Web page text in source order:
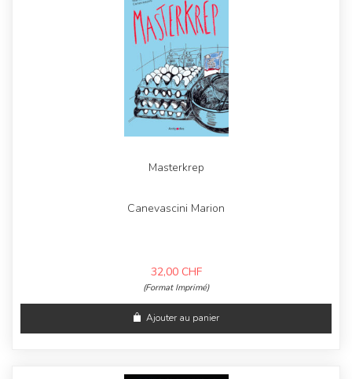
Masterkrep
Canevascini Marion
32,00 CHF
(Format Imprimé)
Ajouter au panier